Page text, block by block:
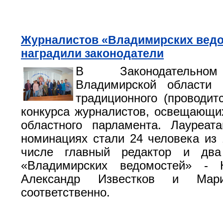
Журналистов «Владимирских
наградили законодатели
В
Владимирской области
традиционного
конкурса журналистов,
областного парламента.
номинациях стали 24 человека
числе главный редактор и два
«Владимирских ведомостей»
Александр Известков и
соответственно.